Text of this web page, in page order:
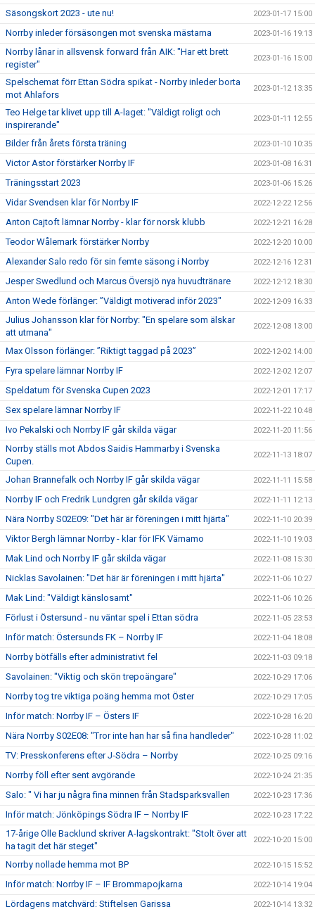
Säsongskort 2023 - ute nu! 2023-01-17 15:00
Norrby inleder försäsongen mot svenska mästarna 2023-01-16 19:13
Norrby lånar in allsvensk forward från AIK: "Har ett brett
register"
2023-01-16 15:00
Spelschemat förr Ettan Södra spikat - Norrby inleder borta
mot Ahlafors
2023-01-12 13:35
Teo Helge tar klivet upp till A-laget: "Väldigt roligt och
inspirerande"
2023-01-11 12:55
Bilder från årets första träning 2023-01-10 10:35
Victor Astor förstärker Norrby IF 2023-01-08 16:31
Träningsstart 2023 2023-01-06 15:26
Vidar Svendsen klar för Norrby IF 2022-12-22 12:56
Anton Cajtoft lämnar Norrby - klar för norsk klubb 2022-12-21 16:28
Teodor Wålemark förstärker Norrby 2022-12-20 10:00
Alexander Salo redo för sin femte säsong i Norrby 2022-12-16 12:31
Jesper Swedlund och Marcus Översjö nya huvudtränare 2022-12-12 18:30
Anton Wede förlänger: ”Väldigt motiverad inför 2023" 2022-12-09 16:33
Julius Johansson klar för Norrby: "En spelare som älskar
att utmana"
2022-12-08 13:00
Max Olsson förlänger: ”Riktigt taggad på 2023” 2022-12-02 14:00
Fyra spelare lämnar Norrby IF 2022-12-02 12:07
Speldatum för Svenska Cupen 2023 2022-12-01 17:17
Sex spelare lämnar Norrby IF 2022-11-22 10:48
Ivo Pekalski och Norrby IF går skilda vägar 2022-11-20 11:56
Norrby ställs mot Abdos Saidis Hammarby i Svenska
Cupen.
2022-11-13 18:07
Johan Brannefalk och Norrby IF går skilda vägar 2022-11-11 15:58
Norrby IF och Fredrik Lundgren går skilda vägar 2022-11-11 12:13
Nära Norrby S02E09: "Det här är föreningen i mitt hjärta" 2022-11-10 20:39
Viktor Bergh lämnar Norrby - klar för IFK Värnamo 2022-11-10 19:03
Mak Lind och Norrby IF går skilda vägar 2022-11-08 15:30
Nicklas Savolainen: "Det här är föreningen i mitt hjärta" 2022-11-06 10:27
Mak Lind: "Väldigt känslosamt" 2022-11-06 10:26
Förlust i Östersund - nu väntar spel i Ettan södra 2022-11-05 23:53
Inför match: Östersunds FK – Norrby IF 2022-11-04 18:08
Norrby bötfälls efter administrativt fel 2022-11-03 09:18
Savolainen: "Viktig och skön trepoängare" 2022-10-29 17:06
Norrby tog tre viktiga poäng hemma mot Öster 2022-10-29 17:05
Inför match: Norrby IF – Östers IF 2022-10-28 16:20
Nära Norrby S02E08: "Tror inte han har så fina handleder" 2022-10-28 11:02
TV: Presskonferens efter J-Södra – Norrby 2022-10-25 09:16
Norrby föll efter sent avgörande 2022-10-24 21:35
Salo: " Vi har ju några fina minnen från Stadsparksvallen 2022-10-23 17:36
Inför match: Jönköpings Södra IF – Norrby IF 2022-10-23 17:22
17-årige Olle Backlund skriver A-lagskontrakt: "Stolt över att
ha tagit det här steget"
2022-10-20 15:00
Norrby nollade hemma mot BP 2022-10-15 15:52
Inför match: Norrby IF – IF Brommapojkarna 2022-10-14 19:04
Lördagens matchvärd: Stiftelsen Garissa 2022-10-14 13:32